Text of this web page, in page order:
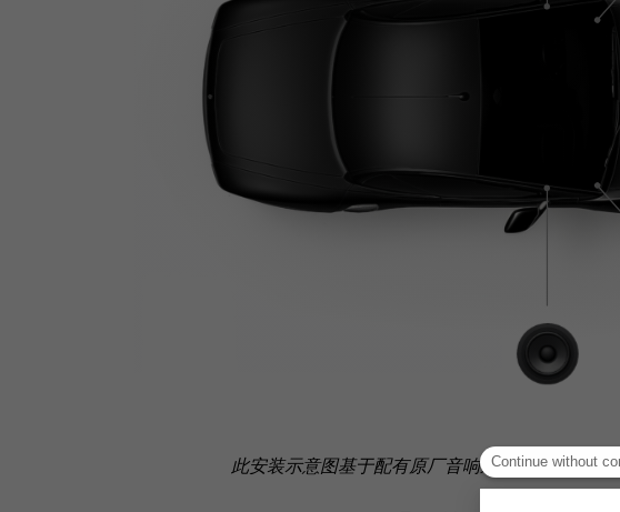
此安装示意图基于配有原厂音响系统的车辆绘制